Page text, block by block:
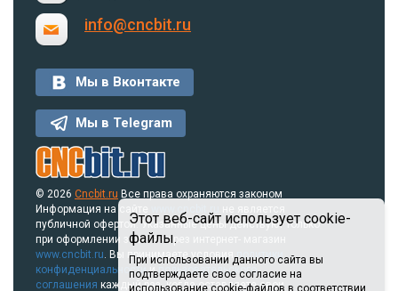
Этот веб-сайт использует cookie-
файлы.
При использовании данного сайта вы
подтверждаете свое согласие на
использование cookie-файлов в соответствии
info@cncbit.ru
Мы в Вконтакте
Мы в Telegram
© 2026 Cncbit.ru Все права охраняются законом
Информация на сайте
www.cncbit.ru
публичной офертой. Указанные цены действуют только
при оформлении заказа через интернет- магазин
www.cncbit.ru. Вы принимаете условияполитики
конфиденциальностиипользовательского
соглашения каждый раз, когда оставляете свои